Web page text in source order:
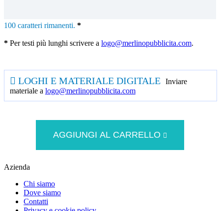
100 caratteri rimanenti. *
* Per testi più lunghi scrivere a logo@merlinopubblicita.com.
LOGHI E MATERIALE DIGITALE
Inviare
materiale a logo@merlinopubblicita.com
AGGIUNGI AL CARRELLO
Azienda
Chi siamo
Dove siamo
Contatti